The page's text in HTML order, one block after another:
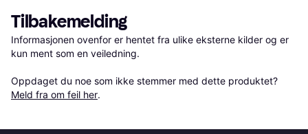
Tilbakemelding
Informasjonen ovenfor er hentet fra ulike eksterne kilder og er
kun ment som en veiledning.
Oppdaget du noe som ikke stemmer med dette produktet?
Meld fra om feil her.